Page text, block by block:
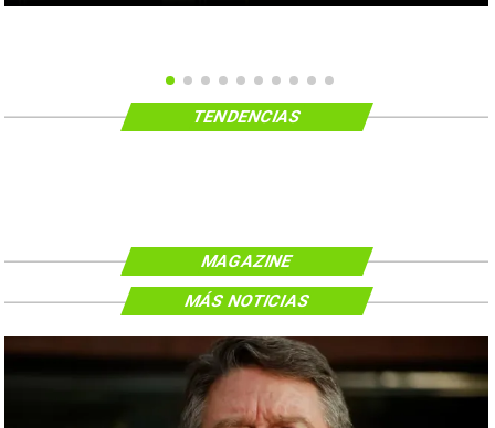
TENDENCIAS
MAGAZINE
MÁS NOTICIAS